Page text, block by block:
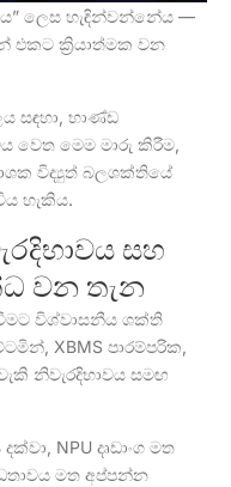
ලෙස හැඳින්වන්නේය —
එකට ක්‍රියාත්මක වන
සඳහා, භාණ්ඩ
වෙත මෙම මාරු කිරීම,
විද්‍යුත් බලශක්තියේ
හැකිය.
සහ
වන තැන
විශ්වාසනීය ශක්ති
XBMS පාරම්පරික,
නිවැරදිභාවය සමඟ
NPU දෘඩාංග මත
මත අප්පන්න